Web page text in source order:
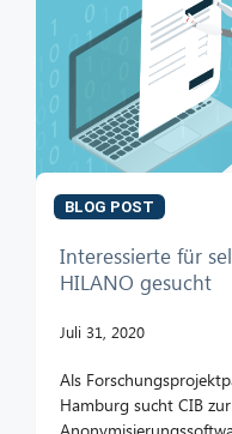
BLOG POST
Interessierte für
HILANO gesucht
Juli 31, 2020
Als
Hamburg sucht CIB